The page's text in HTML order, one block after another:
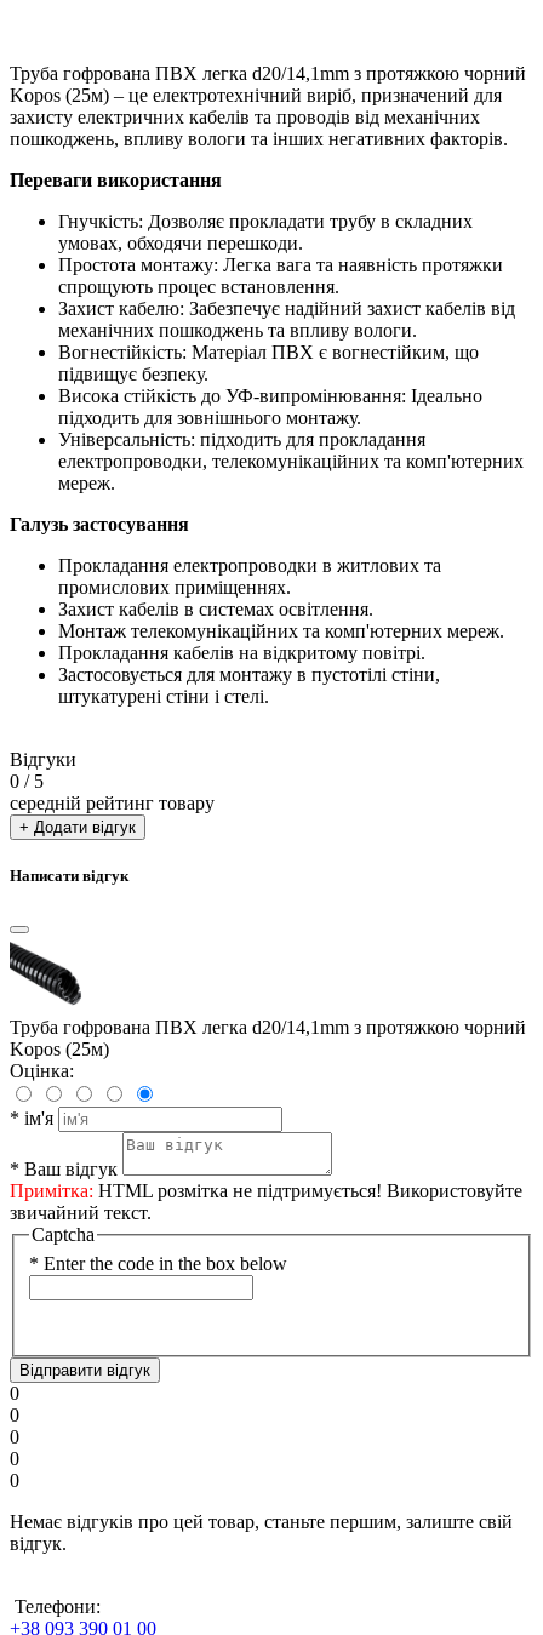
Труба гофрована ПВХ легка d20/14,1mm з протяжкою чорний
Kopos (25м) – це електротехнічний виріб, призначений для
захисту електричних кабелів та проводів від механічних
пошкоджень, впливу вологи та інших негативних факторів.
Переваги використання
Гнучкість: Дозволяє прокладати трубу в складних
умовах, обходячи перешкоди.
Простота монтажу: Легка вага та наявність протяжки
спрощують процес встановлення.
Захист кабелю: Забезпечує надійний захист кабелів від
механічних пошкоджень та впливу вологи.
Вогнестійкість: Матеріал ПВХ є вогнестійким, що
підвищує безпеку.
Висока стійкість до УФ-випромінювання: Ідеально
підходить для зовнішнього монтажу.
Універсальність: підходить для прокладання
електропроводки, телекомунікаційних та комп'ютерних
мереж.
Галузь застосування
Прокладання електропроводки в житлових та
промислових приміщеннях.
Захист кабелів в системах освітлення.
Монтаж телекомунікаційних та комп'ютерних мереж.
Прокладання кабелів на відкритому повітрі.
Застосовується для монтажу в пустотілі стіни,
штукатурені стіни і стелі.
Відгуки
0 / 5
середній рейтинг товару
+ Додати відгук
Написати відгук
Труба гофрована ПВХ легка d20/14,1mm з протяжкою чорний
Kopos (25м)
Оцінка:
* ім'я
* Ваш відгук
Примітка: HTML розмітка не підтримується! Використовуйте
звичайний текст.
Captcha
* Enter the code in the box below
Відправити відгук
0
0
0
0
0
Немає відгуків про цей товар, станьте першим, залиште свій
відгук.
Телефони:
+38 093 390 01 00